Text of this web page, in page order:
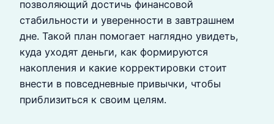
позволяющий достичь финансовой
стабильности и уверенности в завтрашнем
дне. Такой план помогает наглядно увидеть,
куда уходят деньги, как формируются
накопления и какие корректировки стоит
внести в повседневные привычки, чтобы
приблизиться к своим целям.